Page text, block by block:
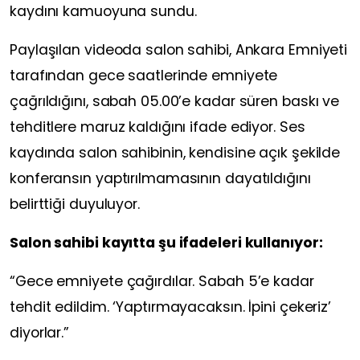
kaydını kamuoyuna sundu.
Paylaşılan videoda salon sahibi, Ankara Emniyeti
tarafından gece saatlerinde emniyete
çağrıldığını, sabah 05.00’e kadar süren baskı ve
tehditlere maruz kaldığını ifade ediyor. Ses
kaydında salon sahibinin, kendisine açık şekilde
konferansın yaptırılmamasının dayatıldığını
belirttiği duyuluyor.
Salon sahibi kayıtta şu ifadeleri kullanıyor:
“Gece emniyete çağırdılar. Sabah 5’e kadar
tehdit edildim. ‘Yaptırmayacaksın. İpini çekeriz’
diyorlar.”